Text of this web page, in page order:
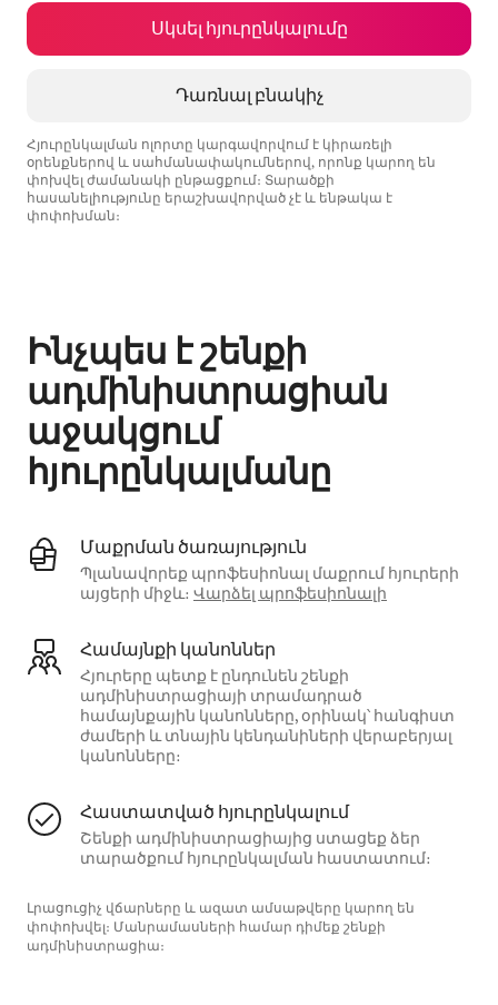
Սկսել հյուրընկալումը
Դառնալ բնակիչ
Հյուրընկալման ոլորտը կարգավորվում է կիրառելի
օրենքներով և սահմանափակումներով, որոնք կարող են
փոխվել ժամանակի ընթացքում։ Տարածքի
հասանելիությունը երաշխավորված չէ և ենթակա է
փոփոխման։
Ինչպես է շենքի
ադմինիստրացիան
աջակցում
հյուրընկալմանը
Մաքրման ծառայություն
Պլանավորեք պրոֆեսիոնալ մաքրում հյուրերի
այցերի միջև։ Վարձել պրոֆեսիոնալի
Համայնքի կանոններ
Հյուրերը պետք է ընդունեն շենքի
ադմինիստրացիայի տրամադրած
համայնքային կանոնները, օրինակ՝ հանգիստ
ժամերի և տնային կենդանիների վերաբերյալ
կանոնները։
Հաստատված հյուրընկալում
Շենքի ադմինիստրացիայից ստացեք ձեր
տարածքում հյուրընկալման հաստատում։
Լրացուցիչ վճարները և ազատ ամսաթվերը կարող են
փոփոխվել։ Մանրամասների համար դիմեք շենքի
ադմինիստրացիա։